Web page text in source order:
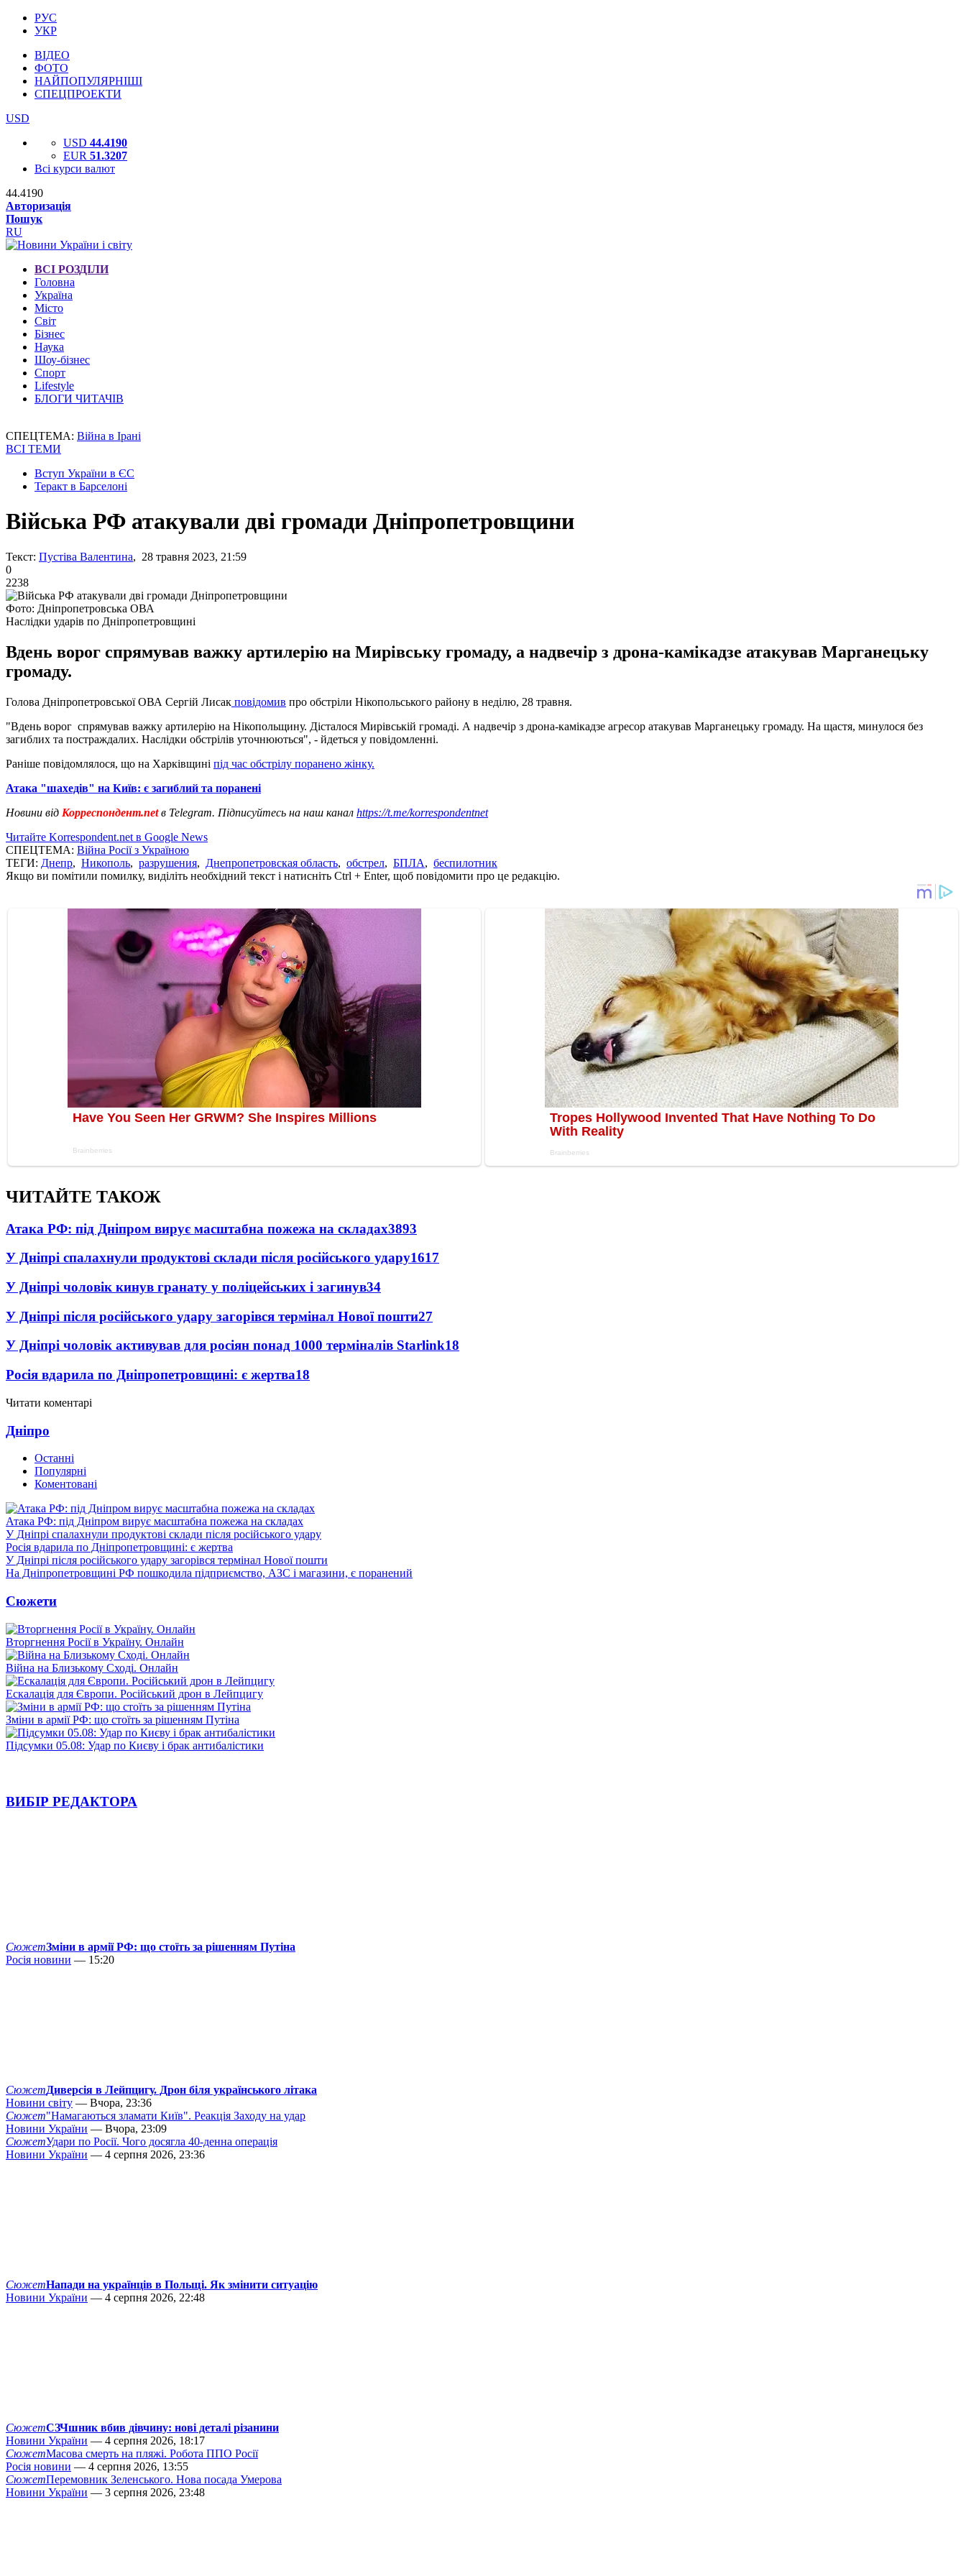
РУС
УКР
ВІДЕО
ФОТО
НАЙПОПУЛЯРНІШІ
СПЕЦПРОЕКТИ
USD
USD 44.4190
EUR 51.3207
Всі курси валют
44.4190
Авторизація
Пошук
RU
ВСІ РОЗДІЛИ
Головна
Україна
Місто
Світ
Бізнес
Наука
Шоу-бізнес
Спорт
Lifestyle
БЛОГИ ЧИТАЧІВ
СПЕЦТЕМА: Війна в Ірані
ВСІ ТЕМИ
Вступ України в ЄС
Теракт в Барселоні
Війська РФ атакували дві громади Дніпропетровщини
Текст: Пустіва Валентина, 28 травня 2023, 21:59
0
2238
Фото: Дніпропетровська ОВА
Наслідки ударів по Дніпропетровщині
Вдень ворог спрямував важку артилерію на Мирівську громаду, а надвечір з дрона-камікадзе атакував Марганецьку
громаду.
Голова Дніпропетровської ОВА Сергій Лисак повідомив про обстріли Нікопольського району в неділю, 28 травня.
"Вдень ворог спрямував важку артилерію на Нікопольщину. Дісталося Мирівській громаді. А надвечір з дрона-камікадзе агресор атакував Марганецьку громаду. На щастя, минулося без
загиблих та постраждалих. Наслідки обстрілів уточнюються", - йдеться у повідомленні.
Раніше повідомлялося, що на Харківщині під час обстрілу поранено жінку.
Атака "шахедів" на Київ: є загиблий та поранені
Новини від Корреспондент.netв Telegram. Підписуйтесь на наш канал https://t.me/korrespondentnet
Читайте Korrespondent.net в Google News
СПЕЦТЕМА: Війна Росії з Україною
ТЕГИ: Днепр, Никополь, разрушения, Днепропетровская область, обстрел, БПЛА, беспилотник
Якщо ви помітили помилку, виділіть необхідний текст і натисніть Ctrl + Enter, щоб повідомити про це редакцію.
ЧИТАЙТЕ ТАКОЖ
Атака РФ: під Дніпром вирує масштабна пожежа на складах3893
У Дніпрі спалахнули продуктові склади після російського удару1617
У Дніпрі чоловік кинув гранату у поліцейських і загинув34
У Дніпрі після російського удару загорівся термінал Нової пошти27
У Дніпрі чоловік активував для росіян понад 1000 терміналів Starlink18
Росія вдарила по Дніпропетровщині: є жертва18
Читати коментарі
Дніпро
Останні
Популярні
Коментовані
Атака РФ: під Дніпром вирує масштабна пожежа на складах
У Дніпрі спалахнули продуктові склади після російського удару
Росія вдарила по Дніпропетровщині: є жертва
У Дніпрі після російського удару загорівся термінал Нової пошти
На Дніпропетровщині РФ пошкодила підприємство, АЗС і магазини, є поранений
Сюжети
Вторгнення Росії в Україну. Онлайн
Війна на Близькому Сході. Онлайн
Ескалація для Європи. Російський дрон в Лейпцигу
Зміни в армії РФ: що стоїть за рішенням Путіна
Підсумки 05.08: Удар по Києву і брак антибалістики
ВИБІР РЕДАКТОРА
СюжетЗміни в армії РФ: що стоїть за рішенням Путіна
Росія новини — 15:20
СюжетДиверсія в Лейпцигу. Дрон біля українського літака
Новини світу — Вчора, 23:36
Сюжет"Намагаються зламати Київ". Реакція Заходу на удар
Новини України — Вчора, 23:09
СюжетУдари по Росії. Чого досягла 40-денна операція
Новини України — 4 серпня 2026, 23:36
СюжетНапади на українців в Польщі. Як змінити ситуацію
Новини України — 4 серпня 2026, 22:48
СюжетСЗЧшник вбив дівчину: нові деталі різанини
Новини України — 4 серпня 2026, 18:17
СюжетМасова смерть на пляжі. Робота ППО Росії
Росія новини — 4 серпня 2026, 13:55
СюжетПеремовник Зеленського. Нова посада Умерова
Новини України — 3 серпня 2026, 23:48